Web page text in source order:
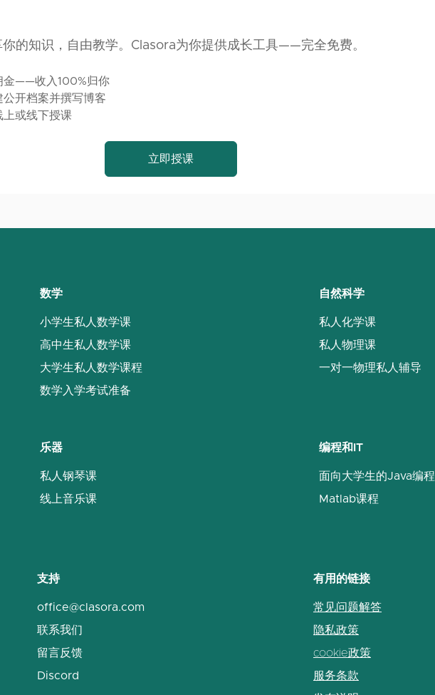
你的知识，自由教学。Clasora为你提供成长工具——完全免费。
金——收入100%归你
公开档案并撰写博客
上或线下授课
立即授课
数学
小学生私人数学课
高中生私人数学课
大学生私人数学课程
数学入学考试准备
自然科学
私人化学课
私人物理课
一对一物理私人辅导
乐器
私人钢琴课
线上音乐课
编程和IT
面向大学生的Java编程
Matlab课程
支持
office@clasora.com
联系我们
留言反馈
Discord
有用的链接
常见问题解答
隐私政策
cookie政策
服务条款